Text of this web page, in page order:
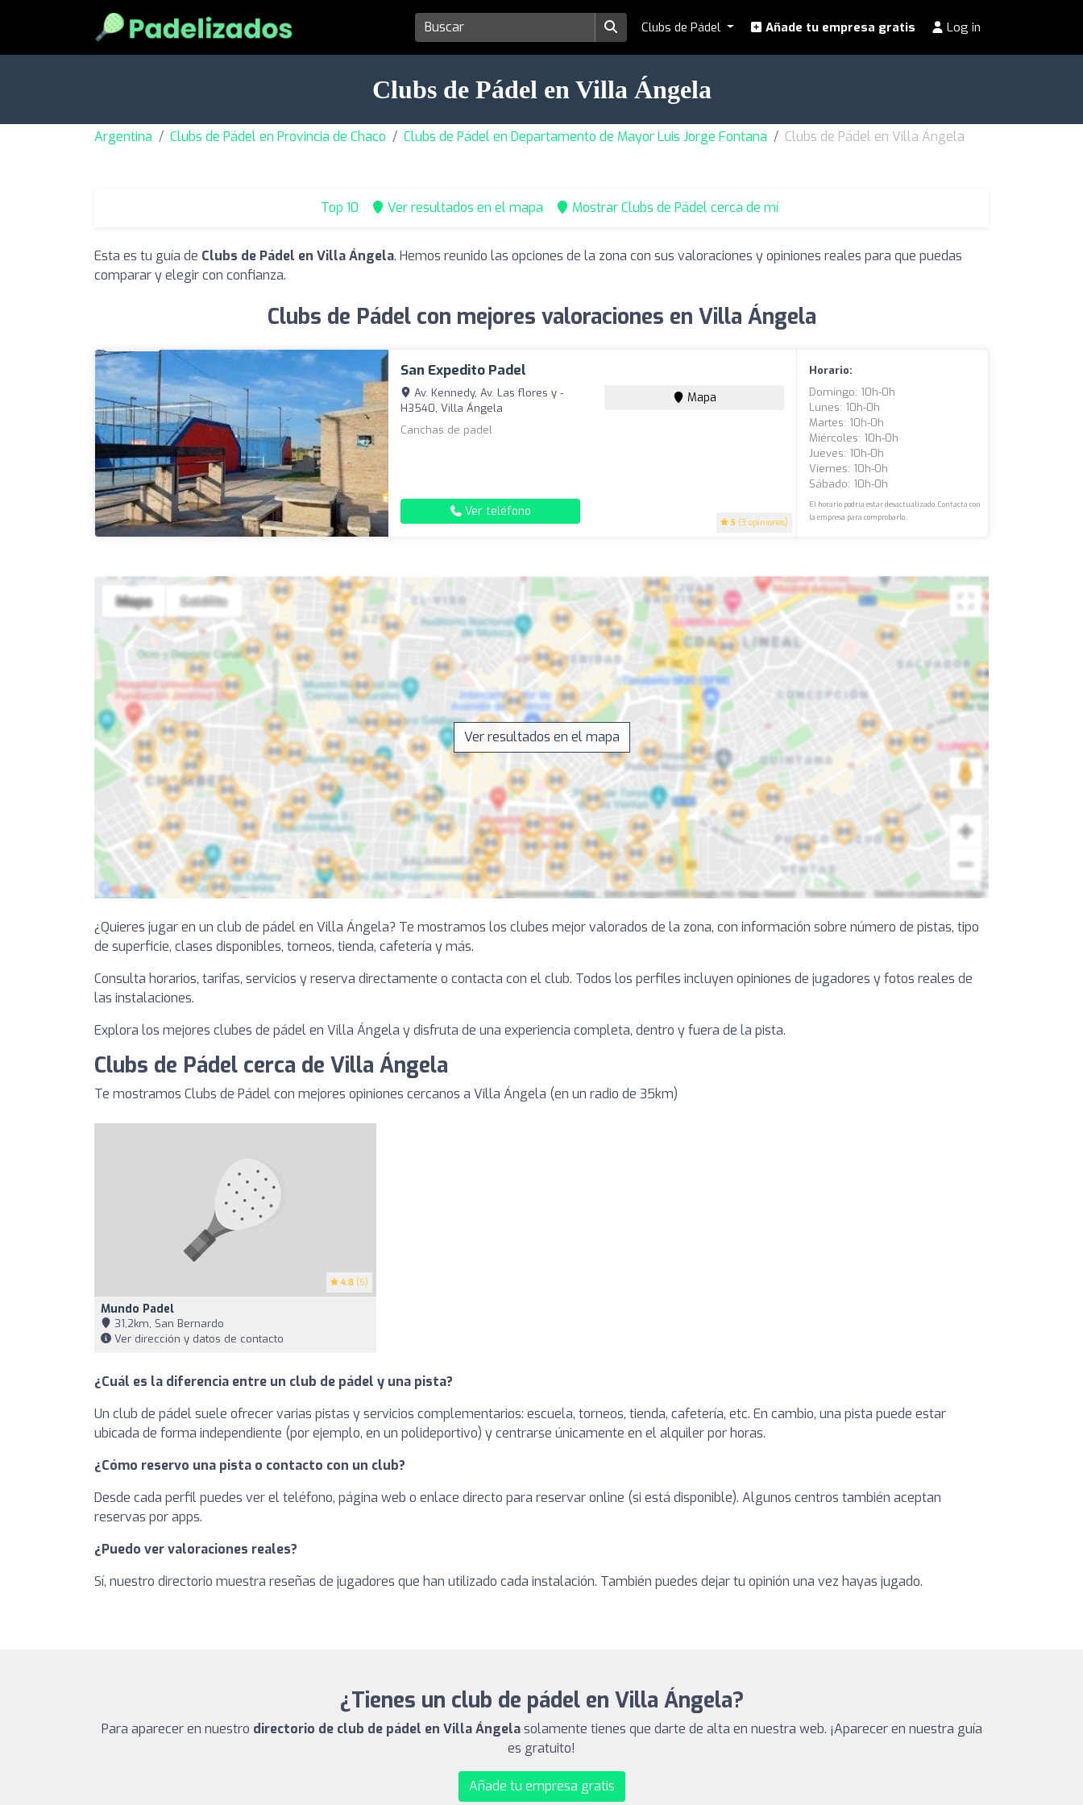
Clubs de Pádel Añade tu empresa gratis Log in
Clubs de Pádel en Villa Ángela
Argentina Clubs de Pádel en Provincia de Chaco Clubs de Pádel en Departamento de Mayor Luis Jorge Fontana Clubs de Pádel en Villa Ángela
Top 10 Ver resultados en el mapa Mostrar Clubs de Pádel cerca de mí
Esta es tu guía de Clubs de Pádel en Villa Ángela. Hemos reunido las opciones de la zona con sus valoraciones y opiniones reales para que puedas
comparar y elegir con confianza.
Clubs de Pádel con mejores valoraciones en Villa Ángela
San Expedito Padel
5 (3 opiniones)
Av. Kennedy, Av. Las flores y -
H3540, Villa Ángela
Mapa
Canchas de padel
Ver teléfono
Horario:
Domingo: 10h-0h
Lunes: 10h-0h
Martes: 10h-0h
Miércoles: 10h-0h
Jueves: 10h-0h
Viernes: 10h-0h
Sábado: 10h-0h
El horario podría estar desactualizado. Contacta con
la empresa para comprobarlo.
Ver resultados en el mapa
¿Quieres jugar en un club de pádel en Villa Ángela? Te mostramos los clubes mejor valorados de la zona, con información sobre número de pistas, tipo
de superficie, clases disponibles, torneos, tienda, cafetería y más.
Consulta horarios, tarifas, servicios y reserva directamente o contacta con el club. Todos los perfiles incluyen opiniones de jugadores y fotos reales de
las instalaciones.
Explora los mejores clubes de pádel en Villa Ángela y disfruta de una experiencia completa, dentro y fuera de la pista.
Clubs de Pádel cerca de Villa Ángela
Te mostramos Clubs de Pádel con mejores opiniones cercanos a Villa Ángela (en un radio de 35km)
4.8 (5)
Mundo Padel
31,2km, San Bernardo
Ver dirección y datos de contacto
¿Cuál es la diferencia entre un club de pádel y una pista?
Un club de pádel suele ofrecer varias pistas y servicios complementarios: escuela, torneos, tienda, cafetería, etc. En cambio, una pista puede estar
ubicada de forma independiente (por ejemplo, en un polideportivo) y centrarse únicamente en el alquiler por horas.
¿Cómo reservo una pista o contacto con un club?
Desde cada perfil puedes ver el teléfono, página web o enlace directo para reservar online (si está disponible). Algunos centros también aceptan
reservas por apps.
¿Puedo ver valoraciones reales?
Sí, nuestro directorio muestra reseñas de jugadores que han utilizado cada instalación. También puedes dejar tu opinión una vez hayas jugado.
¿Tienes un club de pádel en Villa Ángela?
Para aparecer en nuestro directorio de club de pádel en Villa Ángelasolamente tienes que darte de alta en nuestra web. ¡Aparecer en nuestra guía
es gratuito!
Añade tu empresa gratis